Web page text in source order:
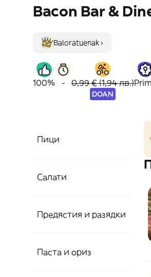
Bacon Bar &
Baloratuenak ›
100% - 0,99 € (1,94 лв.)
DOAN
Пици
Салати
Предястия и разядки
Паста и ориз